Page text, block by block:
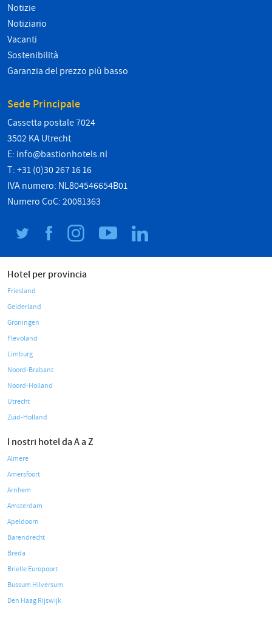
Notizie
Notiziario
Vacanti
Sostenibilità
Garanzia del prezzo più basso
Sede Principale
Cassetta postale 7024
3502 KA Utrecht
E: info@bastionhotels.nl
T: +31 (0)30 267 16 16
IVA numero: NL804546654B01
Numero CoC: 20081363
Hotel per provincia
Friesland
Gelderland
Groningen
Flevoland
Limburg
Noord-Brabant
Noord-Holland
Utrecht
Zuid-Holland
I nostri hotel da A a Z
Almere
Amersfoort
Arnhem
Amsterdam
Apeldoorn
Barendrecht
Breda
Brielle Europoort
Bussum Hilversum
Den Haag Rijswijk